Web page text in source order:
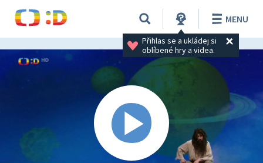
Přihlas se a ukládej si
oblíbené hry a videa.
MENU